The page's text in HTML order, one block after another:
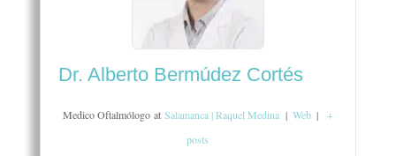
Dr. Alberto Bermúdez Cortés
Medico Oftalmólogo at Salamanca | Raquel Medina | Web |
+
posts